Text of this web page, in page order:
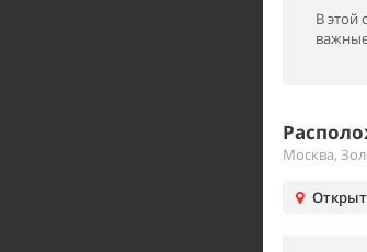
В этой
Москва,